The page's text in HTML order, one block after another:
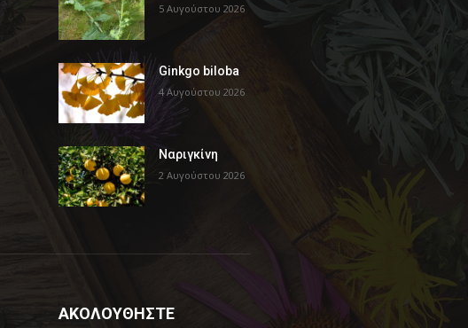
5 Αυγούστου 2026
Ginkgo biloba
4 Αυγούστου 2026
Ναριγκίνη
2 Αυγούστου 2026
ΑΚΟΛΟΥΘΗΣΤΕ